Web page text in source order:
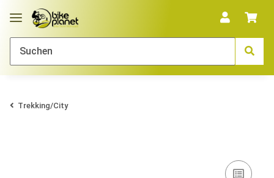
Trekking/City